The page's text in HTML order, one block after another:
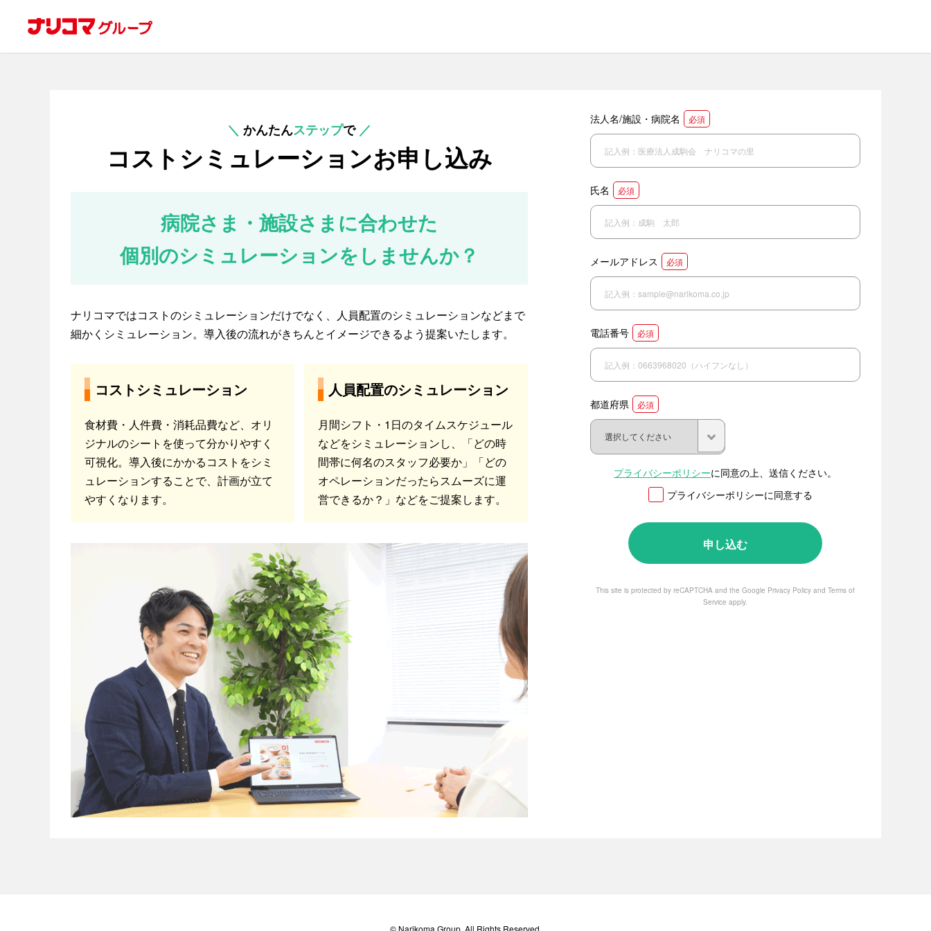
＼ かんたんステップで ／
コストシミュレーションお申し込み
病院さま・施設さまに合わせた
個別のシミュレーションをしませんか？
ナリコマではコストのシミュレーションだけでなく、人員配置のシミュレーションなどまで
細かくシミュレーション。導入後の流れがきちんとイメージできるよう提案いたします。
コストシミュレーション
食材費・人件費・消耗品費など、オリ
ジナルのシートを使って分かりやすく
可視化。導入後にかかるコストをシミ
ュレーションすることで、計画が立て
やすくなります。
人員配置のシミュレーション
月間シフト・1日のタイムスケジュール
などをシミュレーションし、「どの時
間帯に何名のスタッフ必要か」「どの
オペレーションだったらスムーズに運
営できるか？」などをご提案します。
法人名/施設・病院名 必須
氏名 必須
メールアドレス 必須
電話番号 必須
都道府県 必須
プライバシーポリシーに同意の上、送信ください。
プライバシーポリシーに同意する
This site is protected by reCAPTCHA and the Google Privacy Policy and Terms of
Service apply.
© Narikoma Group. All Rights Reserved.